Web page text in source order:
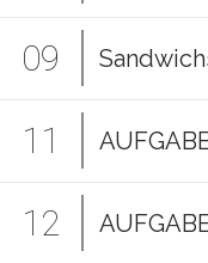
09
11
12